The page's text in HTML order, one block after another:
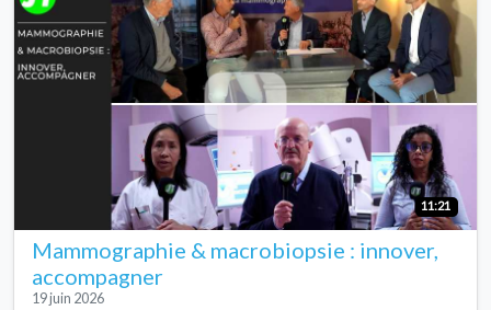
11:21
Mammographie & macrobiopsie : innover,
accompagner
19 juin 2026